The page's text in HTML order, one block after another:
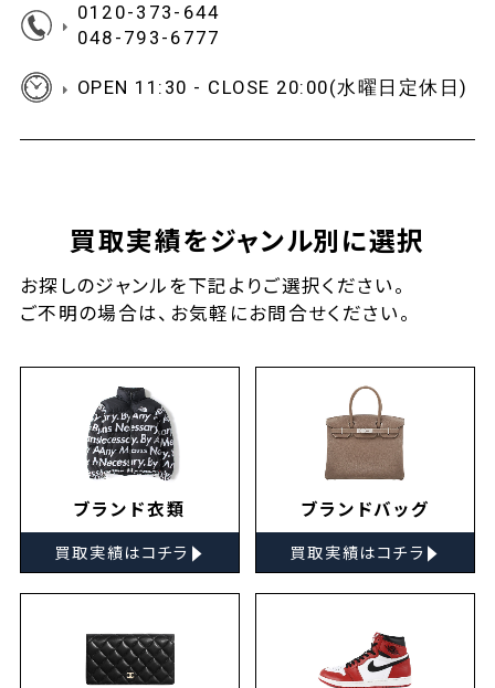
0120-373-644
048-793-6777
OPEN 11:30 - CLOSE 20:00(水曜日定休日)
買取実績をジャンル別に選択
お探しのジャンルを下記よりご選択ください。
ご不明の場合は、お気軽にお問合せください。
ブランド衣類
買取実績はコチラ ▸
ブランドバッグ
買取実績はコチラ ▸